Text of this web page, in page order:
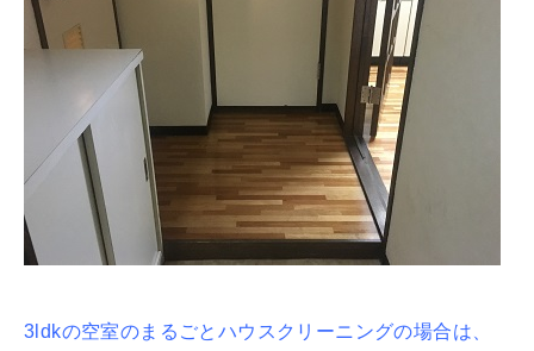
3ldkの空室のまるごとハウスクリーニングの場合は、